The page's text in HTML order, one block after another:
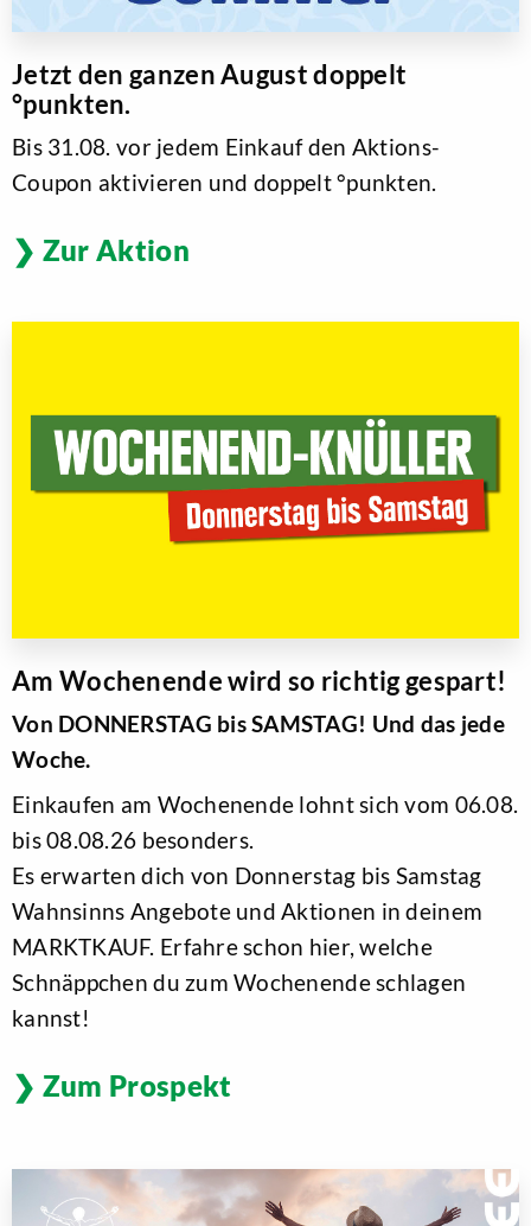
Jetzt den ganzen August doppelt
°punkten.
Bis 31.08. vor jedem Einkauf den Aktions-
Coupon aktivieren und doppelt °punkten.
Zur Aktion
Am Wochenende wird so richtig gespart!
Von DONNERSTAG bis SAMSTAG! Und das jede
Woche.
Einkaufen am Wochenende lohnt sich vom 06.08.
bis 08.08.26 besonders.
Es erwarten dich von Donnerstag bis Samstag
Wahnsinns Angebote und Aktionen in deinem
MARKTKAUF. Erfahre schon hier, welche
Schnäppchen du zum Wochenende schlagen
kannst!
Zum Prospekt